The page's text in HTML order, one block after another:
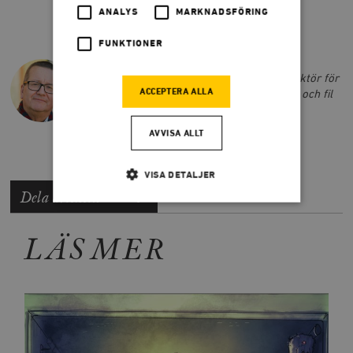
Stig-Björn Ljunggren är politisk chefredaktör för
socialdemokratiska Sydöstran i Blekinge och fil
dr i statsvetenskap.
Dela artikeln
LÄS MER
ANALYS MARKNADSFÖRING
FUNKTIONER
ACCEPTERA ALLA
AVVISA ALLT
VISA DETALJER
Marknadsföring
och kontohantering. Webbplatsen kan inte användas
Leverantör